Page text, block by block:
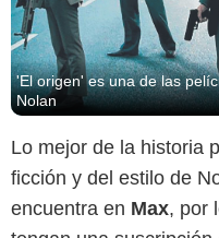
'El origen' es una de las
Nolan
Lo mejor de la historia
ficción y del estilo de
encuentra en Max, por